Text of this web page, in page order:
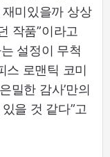
미있을까 상상
작품”이라고
설정이 무척
스 로맨틱 코미
밀한 감사’만의
을 것 같다”고